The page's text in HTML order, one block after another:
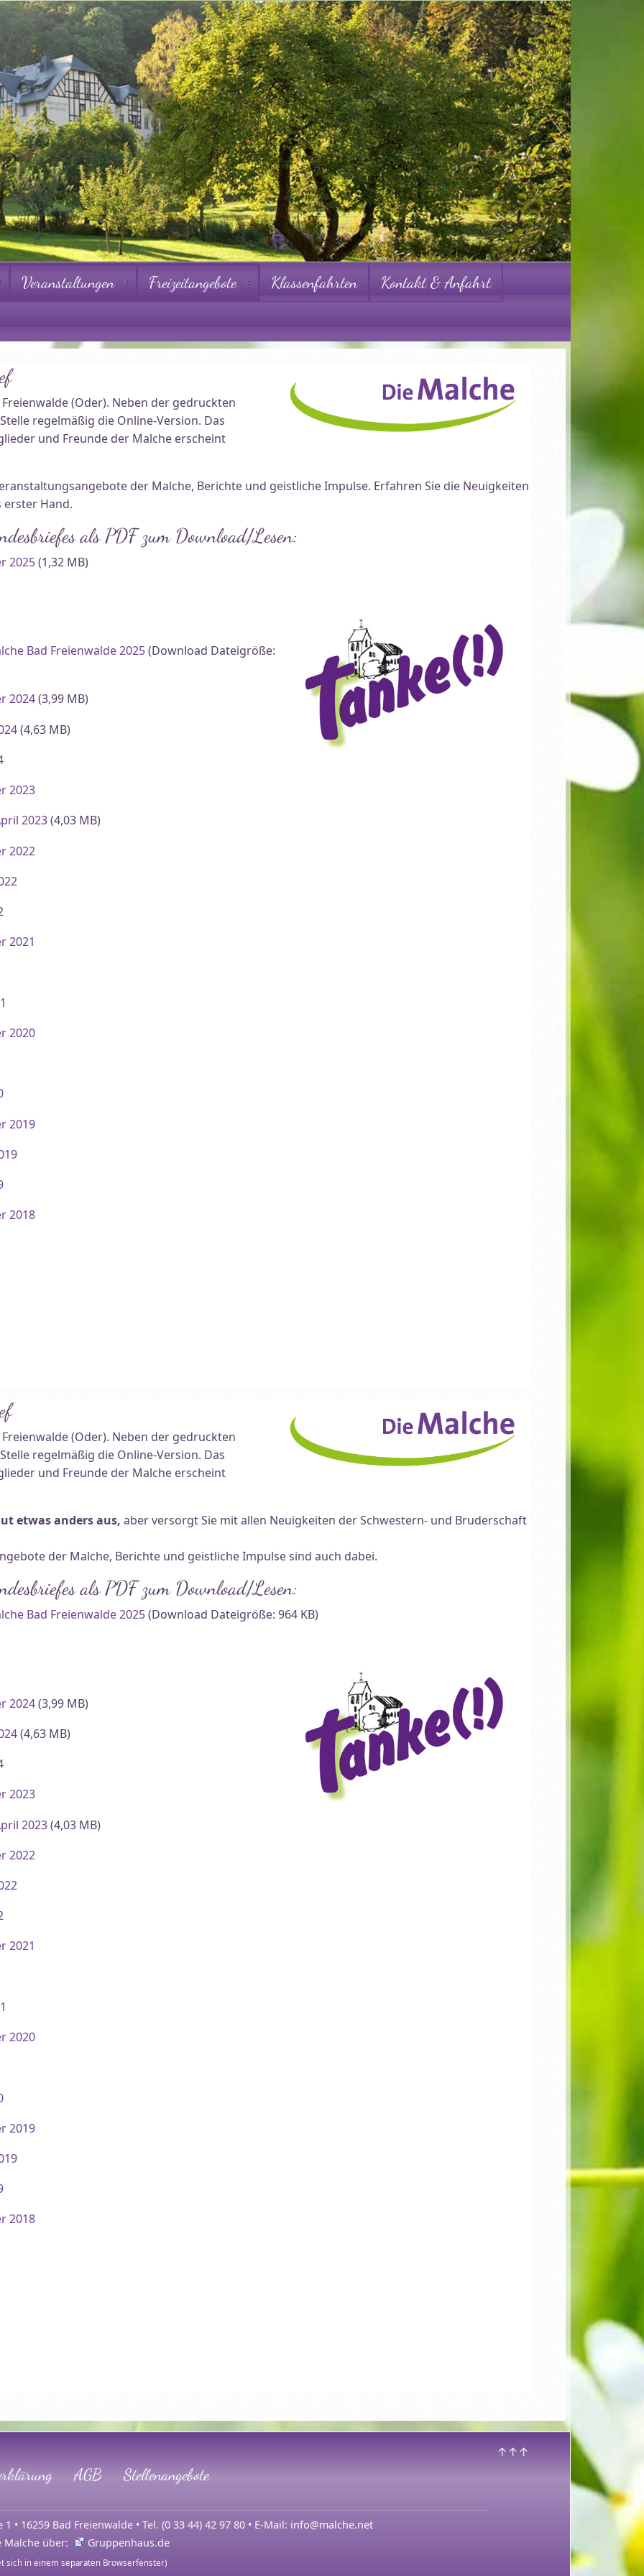
…
Veranstaltungen Freizeitangebote Klassenfahrten Kontakt & Anfahrt
↑↑↑
AGB Stellenangebote
• 16259 Bad Freienwalde • Tel. (0 33 44) 42 97 80 • E-Mail: info@malche.net
Malche über:
Gruppenhaus.de
sich in einem separaten Browserfenster)
(Oder). Neben der gedruckten
regelmäßig die Online-Version. Das
und Freunde der Malche erscheint
der Malche, Berichte und geistliche Impulse. Erfahren Sie die Neuigkeiten
erster Hand.
als PDF zum Download/Lesen:
2025(1,32 MB)
Bad Freienwalde 2025(Download Dateigröße:
2024(3,99 MB)
(4,63 MB)
2023
2023(4,03 MB)
2022
2021
2020
2019
2018
(Oder). Neben der gedruckten
regelmäßig die Online-Version. Das
und Freunde der Malche erscheint
etwas anders aus, aber versorgt Sie mit allen Neuigkeiten der Schwestern- und Bruderschaft
der Malche, Berichte und geistliche Impulse sind auch dabei.
als PDF zum Download/Lesen:
Bad Freienwalde 2025(Download Dateigröße: 964 KB)
2024(3,99 MB)
(4,63 MB)
2023
2023(4,03 MB)
2022
2021
2020
2019
2018